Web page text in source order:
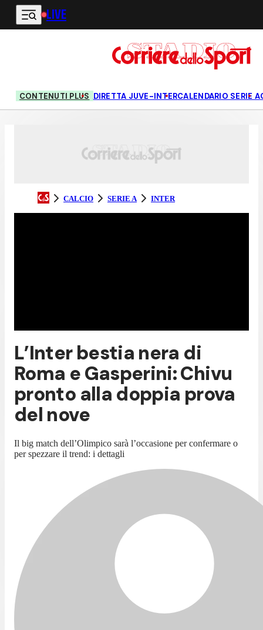
Vai al contenuto principale
LIVE
CONTENUTI PLUS DIRETTA JUVE-INTERCALENDARIO SERIE A
CALCIO SERIE A INTER
L’Inter bestia nera di
Roma e Gasperini: Chivu
pronto alla doppia prova
del nove
Il big match dell’Olimpico sarà l’occasione per confermare o
per spezzare il trend: i dettagli